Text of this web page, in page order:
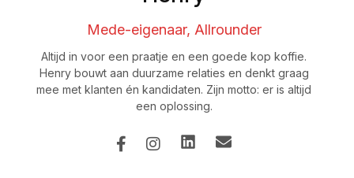
Mede-eigenaar, Allrounder
Altijd in voor een praatje en een goede kop koffie.
Henry bouwt aan duurzame relaties en denkt graag
mee met klanten én kandidaten. Zijn motto: er is altijd
een oplossing.